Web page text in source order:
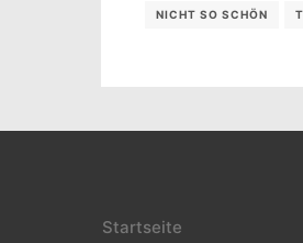
NICHT SO SCHÖN
Startseite